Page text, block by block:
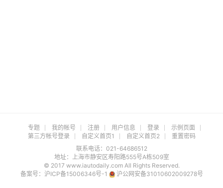
专题 我的帐号 注册 用户信息 登录
示例页面
第三方帐号登录
自定义首页1 自定义首页2
重置密码
联系电话：021-64686512
地址：上海市静安区寿阳路555号A栋509室
© 2017 www.iautodaily.com All Rights Reserved.
备案号： 沪ICP备15006346号-1 沪公网安备31010602009278号